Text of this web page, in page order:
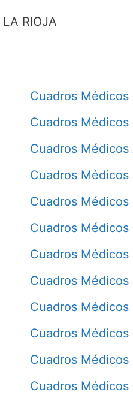
LA RIOJA
Cuadros Médicos
Cuadros Médicos
Cuadros Médicos
Cuadros Médicos
Cuadros Médicos
Cuadros Médicos
Cuadros Médicos
Cuadros Médicos
Cuadros Médicos
Cuadros Médicos
Cuadros Médicos
Cuadros Médicos